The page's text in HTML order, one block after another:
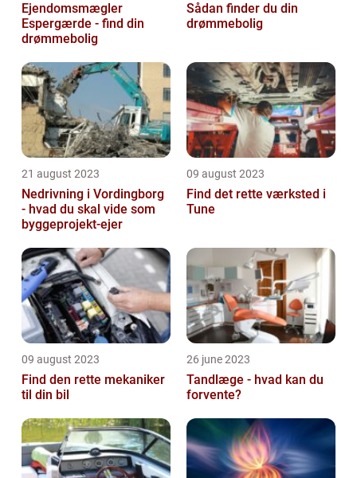
Ejendomsmægler
Espergærde - find din
drømmebolig
Sådan finder du din
drømmebolig
21 august 2023
Nedrivning i Vordingborg
- hvad du skal vide som
byggeprojekt-ejer
09 august 2023
Find det rette værksted i
Tune
09 august 2023
Find den rette mekaniker
til din bil
26 june 2023
Tandlæge - hvad kan du
forvente?